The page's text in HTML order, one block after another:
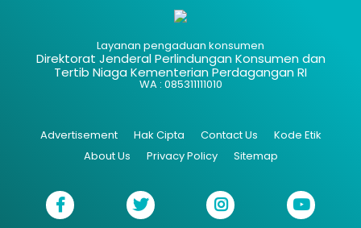
Layanan pengaduan konsumen
Direktorat Jenderal Perlindungan Konsumen dan
Tertib Niaga Kementerian Perdagangan RI
WA : 085311111010
Advertisement Hak Cipta Contact Us
Kode Etik
About Us
Privacy Policy Sitemap